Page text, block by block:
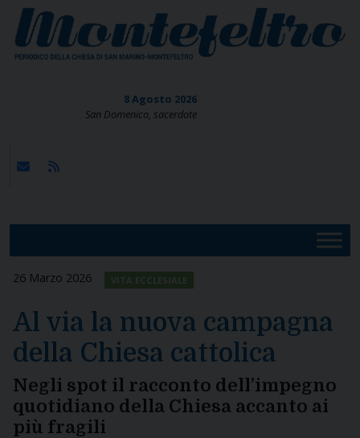
Skip
content
8 Agosto 2026
San Domenico, sacerdote
26 Marzo 2026 VITA ECCLESIALE
Al via la nuova campagna
della Chiesa cattolica
Negli spot il racconto dell’impegno
quotidiano della Chiesa accanto ai
più fragili